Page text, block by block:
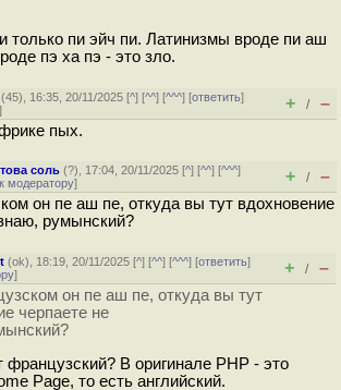
только пи эйч пи. Латинизмы вроде пи аш
пэ ха пэ - это зло.
(45), 16:35, 20/11/2025 [^] [^^] [^^^] [ответить]
] + / –
пых.
соль (?), 17:04, 20/11/2025 [^] [^^] [^^^]
к модератору] + / –
он пе аш пе, откуда вы тут вдохновение
румынский?
(ok), 18:19, 20/11/2025 [^] [^^] [^^^] [ответить]
] + / –
он пе аш пе, откуда вы тут
черпаете не
французский? В оригинале PHP - это
Page, то есть английский.